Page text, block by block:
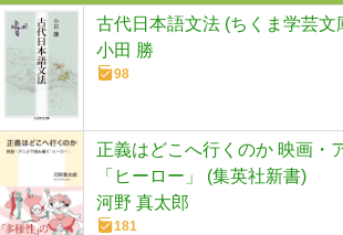
古代日本語文法 (ちくま学芸文
小田 勝
98
正義はどこへ行くのか 映画・
「ヒーロー」 (集英社新書)
河野 真太郎
181